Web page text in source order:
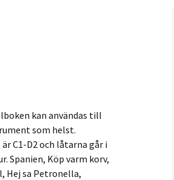
kan användas till
som helst.
C1-D2 och låtarna går i
Spanien, Köp varm korv,
Hej sa Petronella,